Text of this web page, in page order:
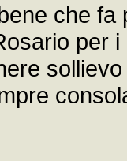
che
per